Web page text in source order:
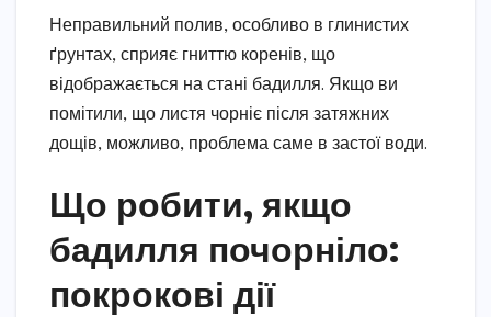
Неправильний полив, особливо в глинистих
ґрунтах, сприяє гниттю коренів, що
відображається на стані бадилля. Якщо ви
помітили, що листя чорніє після затяжних
дощів, можливо, проблема саме в застої води.
Що робити, якщо
бадилля почорніло:
покрокові дії